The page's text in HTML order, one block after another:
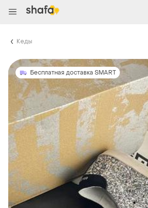
Кеды
Бесплатная доставка SMART